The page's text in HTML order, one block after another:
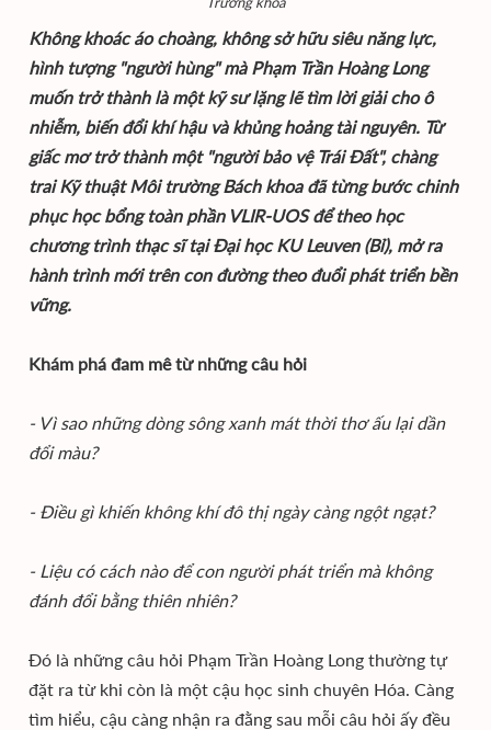
Không khoác áo choàng, không sở hữu siêu năng lực,
hình tượng "người hùng" mà Phạm Trần Hoàng Long
muốn trở thành là một kỹ sư lặng lẽ tìm lời giải cho ô
nhiễm, biến đổi khí hậu và khủng hoảng tài nguyên. Từ
giấc mơ trở thành một "người bảo vệ Trái Đất", chàng
trai Kỹ thuật Môi trường Bách khoa đã từng bước chinh
phục học bổng toàn phần VLIR-UOS để theo học
chương trình thạc sĩ tại Đại học KU Leuven (Bỉ), mở ra
hành trình mới trên con đường theo đuổi phát triển bền
vững.
Khám phá đam mê từ những câu hỏi
- Vì sao những dòng sông xanh mát thời thơ ấu lại dần
đổi màu?
- Điều gì khiến không khí đô thị ngày càng ngột ngạt?
- Liệu có cách nào để con người phát triển mà không
đánh đổi bằng thiên nhiên?
Đó là những câu hỏi Phạm Trần Hoàng Long thường tự
đặt ra từ khi còn là một cậu học sinh chuyên Hóa. Càng
tìm hiểu, cậu càng nhận ra đằng sau mỗi câu hỏi ấy đều